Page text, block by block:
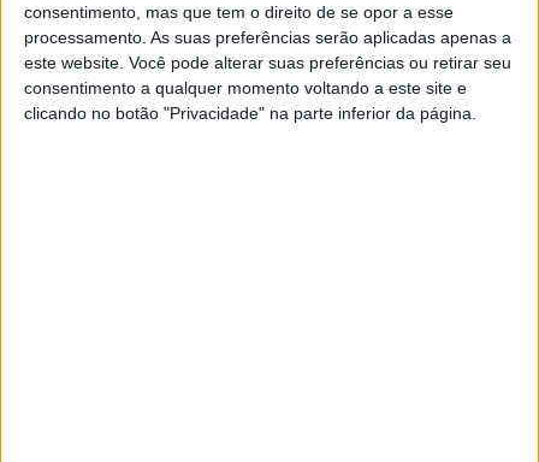
consentimento, mas que tem o direito de se opor a esse
processamento. As suas preferências serão aplicadas apenas a
este website. Você pode alterar suas preferências ou retirar seu
consentimento a qualquer momento voltando a este site e
clicando no botão "Privacidade" na parte inferior da página.